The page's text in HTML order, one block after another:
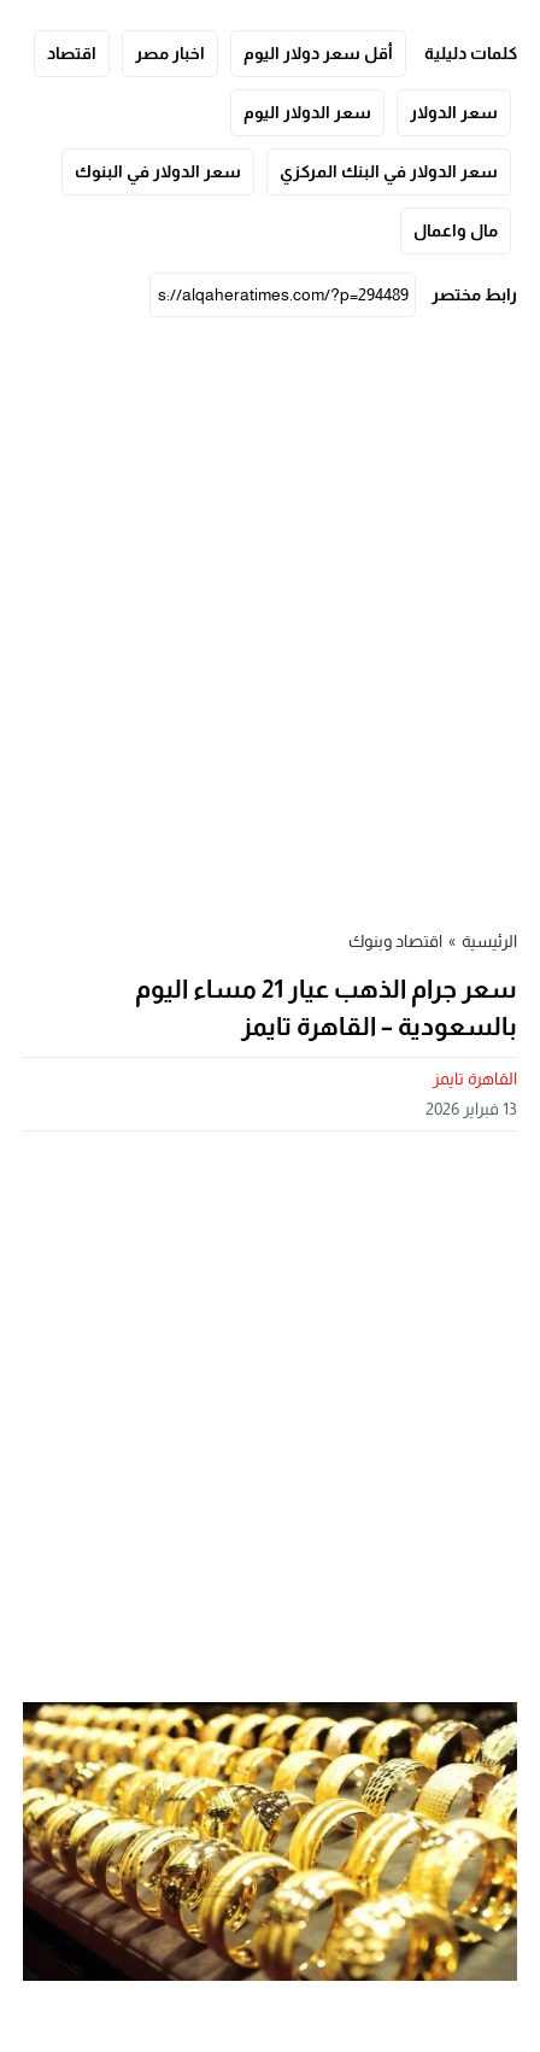
كلمات دليلية أقل سعر دولار اليوم اخبار مصر اقتصاد
سعر الدولار سعر الدولار اليوم
سعر الدولار في البنك المركزي سعر الدولار في البنوك
مال واعمال
رابط مختصر
الرئيسية » اقتصاد وبنوك
سعر جرام الذهب عيار 21 مساء اليوم
بالسعودية – القاهرة تايمز
القاهرة تايمز
13 فبراير 2026